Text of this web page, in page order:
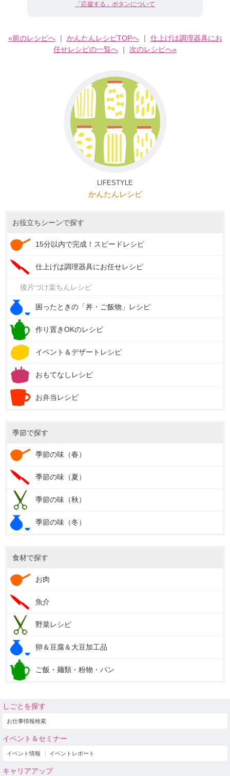
「応援する」ボタンについて
«前のレシピへ｜ かんたんレシピTOPへ｜ 仕上げは調理器具にお
任せレシピの一覧へ ｜ 次のレシピへ»
LIFESTYLE
かんたんレシピ
お役立ちシーンで探す
15分以内で完成！スピードレシピ
仕上げは調理器具にお任せレシピ
後片づけ楽ちんレシピ
困ったときの「丼・ご飯物」レシピ
作り置きOKのレシピ
イベント＆デザートレシピ
おもてなしレシピ
お弁当レシピ
季節で探す
季節の味（春）
季節の味（夏）
季節の味（秋）
季節の味（冬）
食材で探す
お肉
魚介
野菜レシピ
卵＆豆腐＆大豆加工品
ご飯・麺類・粉物・パン
しごとを探す
お仕事情報検索
イベント＆セミナー
イベント情報 イベントレポート
キャリアアップ